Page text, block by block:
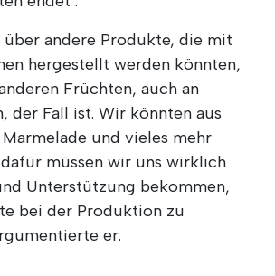
über andere Produkte, die mit
hergestellt werden könnten,
Früchten, auch an
der Fall ist. Wir könnten aus
und vieles mehr
müssen wir uns wirklich
Unterstützung bekommen,
bei der Produktion zu
er.